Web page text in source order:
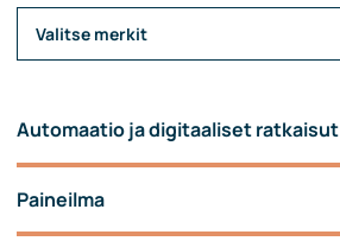
Valitse merkit
Automaatio ja digitaaliset ratkaisut
Paineilma